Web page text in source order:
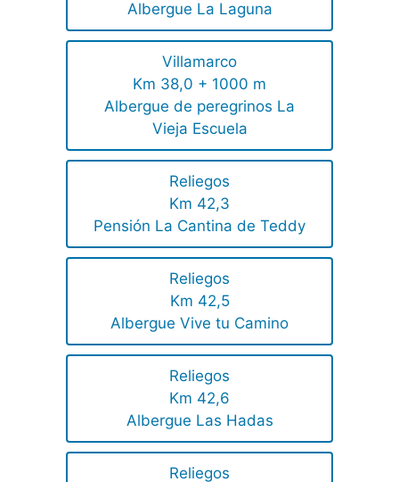
Albergue La Laguna
Villamarco
Km 38,0 + 1000 m
Albergue de peregrinos La
Vieja Escuela
Reliegos
Km 42,3
Pensión La Cantina de Teddy
Reliegos
Km 42,5
Albergue Vive tu Camino
Reliegos
Km 42,6
Albergue Las Hadas
Reliegos